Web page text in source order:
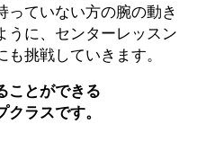
っていない方の腕の動き
うに、センターレッスン
挑戦していきます。
ことができる
ラスです。